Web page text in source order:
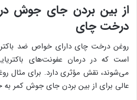
از بین بردن جای جوش
درخت چای
روغن درخت چای دارای خواص ضد
است که در درمان عفونت‌های
می‌شوند، نقش مؤثری دارد. برای مثال
عالی برای از بین بردن جای جوش کمر